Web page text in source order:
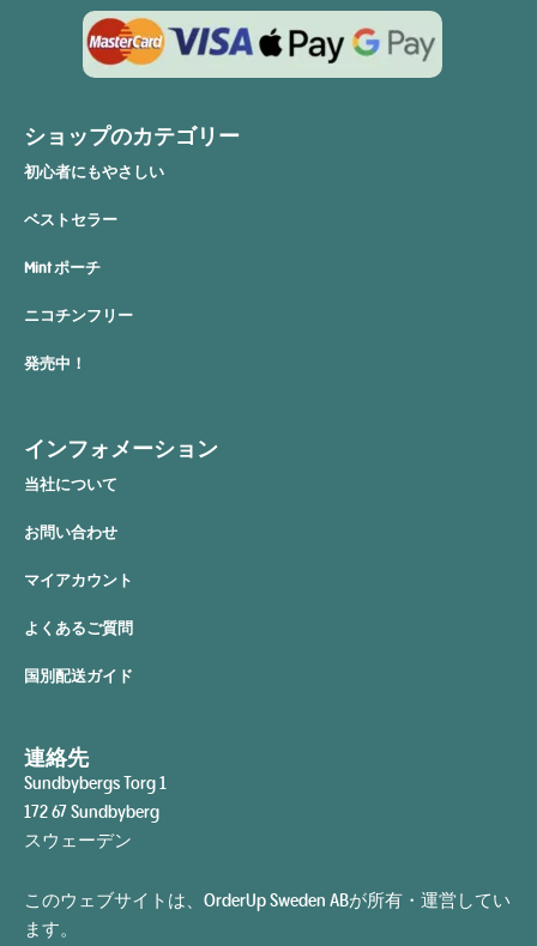
ショップのカテゴリー
初心者にもやさしい
ベストセラー
Mint ポーチ
ニコチンフリー
発売中！
インフォメーション
当社について
お問い合わせ
マイアカウント
よくあるご質問
国別配送ガイド
連絡先
Sundbybergs Torg 1
172 67 Sundbyberg
スウェーデン
このウェブサイトは、OrderUp Sweden ABが所有・運営してい
ます。